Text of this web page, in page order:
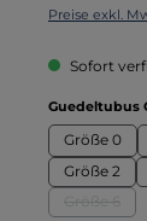
Preise exkl.
Sofort
Guedeltubus
Größe 0
Größe 2
(Diese